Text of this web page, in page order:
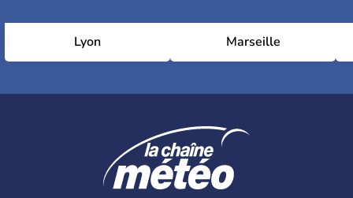
Lyon Marseille